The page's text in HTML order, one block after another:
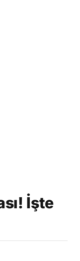
İşte